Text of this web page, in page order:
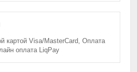
картой Visa/MasterCard, Оплата
оплата LiqPay